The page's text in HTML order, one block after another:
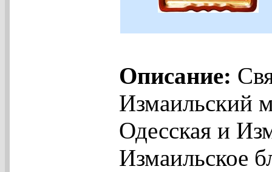
Описание:
Измаильский
Одесская и
Измаильское